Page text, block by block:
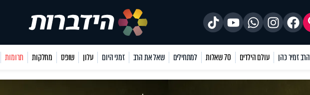
הרב זמיר כהן עולם הילדים 70 שאלות למתחילים שאל את הרב זמני היום עלון שופס מחלקות תרומות